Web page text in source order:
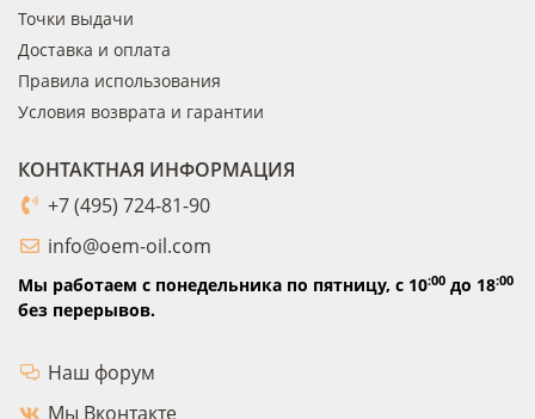
Точки выдачи
Доставка и оплата
Правила использования
Условия возврата и гарантии
КОНТАКТНАЯ ИНФОРМАЦИЯ
+7 (495) 724-81-90
info@oem-oil.com
Мы работаем с понедельника по пятницу, с 10:00 до 18:00
без перерывов.
Наш форум
Мы Вконтакте